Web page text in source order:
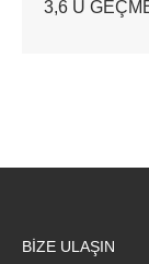
3,6 U
BIZE ULAŞIN